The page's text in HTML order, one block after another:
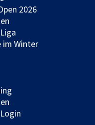
2026
im Winter